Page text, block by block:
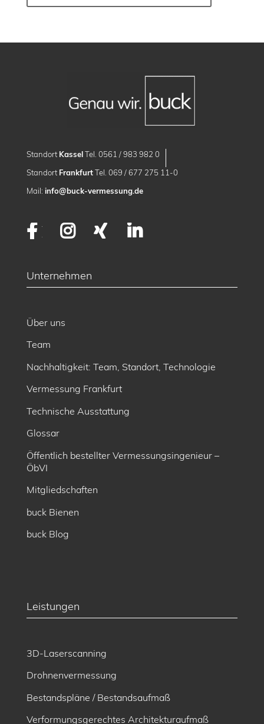
Standort KasselTel. 0561 / 983 982 0
Standort FrankfurtTel. 069 / 677 275 11-0
Mail: info@buck-vermessung.de
FacebookInstagram
XING
Unternehmen
Über uns
Team
Nachhaltigkeit: Team, Standort, Technologie
Vermessung Frankfurt
Technische Ausstattung
Glossar
Öffentlich bestellter Vermessungsingenieur –
ÖbVI
Mitgliedschaften
buck Bienen
buck Blog
Leistungen
3D-Laserscanning
Drohnenvermessung
Bestandspläne / Bestandsaufmaß
Verformungsgerechtes Architekturaufmaß